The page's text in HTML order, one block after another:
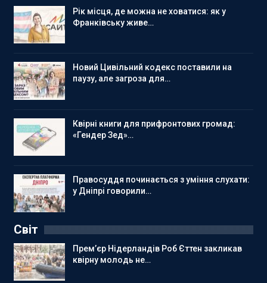
Рік місця, де можна не ховатися: як у
Франківську живе…
Новий Цивільний кодекс поставили на
паузу, але загроза для…
Квірні книги для прифронтових громад:
«Гендер Зед»…
Правосуддя починається з уміння слухати:
у Дніпрі говорили…
Світ
Прем’єр Нідерландів Роб Єттен закликав
квірну молодь не…